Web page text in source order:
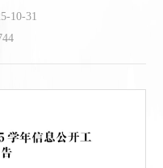
10-31